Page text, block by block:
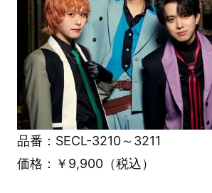
品番：SECL-3210～3211
価格：￥9,900（税込）